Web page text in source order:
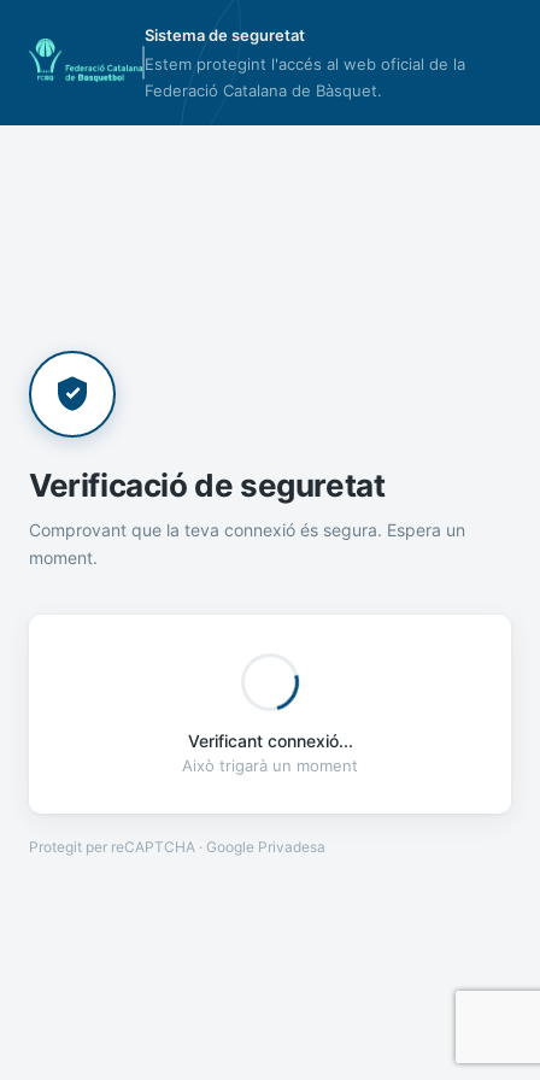
Sistema de seguretat
Estem protegint l'accés al web oficial de la
Federació Catalana de Bàsquet.
Verificació de seguretat
Comprovant que la teva connexió és segura. Espera un
moment.
Verificant connexió...
Això trigarà un moment
Protegit per reCAPTCHA · Google Privadesa